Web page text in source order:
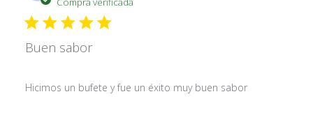
Buen sabor
Hicimos un bufete y fue un éxito muy buen sabor